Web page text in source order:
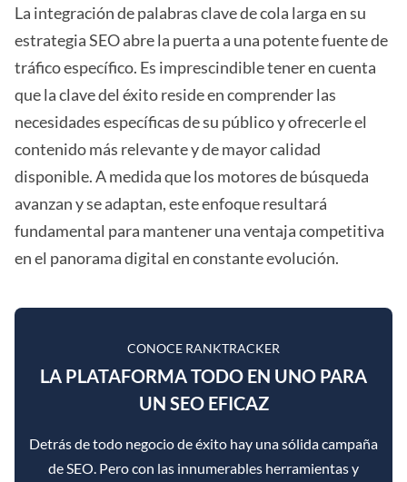
La integración de palabras clave de cola larga en su
estrategia SEO abre la puerta a una potente fuente de
tráfico específico. Es imprescindible tener en cuenta
que la clave del éxito reside en comprender las
necesidades específicas de su público y ofrecerle el
contenido más relevante y de mayor calidad
disponible. A medida que los motores de búsqueda
avanzan y se adaptan, este enfoque resultará
fundamental para mantener una ventaja competitiva
en el panorama digital en constante evolución.
CONOCE RANKTRACKER
LA PLATAFORMA TODO EN UNO PARA
UN SEO EFICAZ
Detrás de todo negocio de éxito hay una sólida campaña
de SEO. Pero con las innumerables herramientas y